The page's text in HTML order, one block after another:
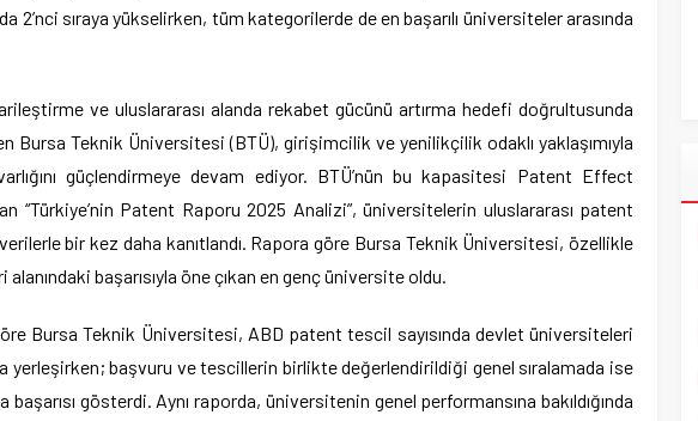
2’nci sıraya yükselirken, tüm kategorilerde de en başarılı üniversiteler arasında
ve uluslararası alanda rekabet gücünü artırma hedefi doğrultusunda
Bursa Teknik Üniversitesi (BTÜ), girişimcilik ve yenilikçilik odaklı yaklaşımıyla
güçlendirmeye devam ediyor. BTÜ’nün bu kapasitesi Patent Effect
“Türkiye’nin Patent Raporu 2025 Analizi”, üniversitelerin uluslararası patent
bir kez daha kanıtlandı. Rapora göre Bursa Teknik Üniversitesi, özellikle
başarısıyla öne çıkan en genç üniversite oldu.
Bursa Teknik Üniversitesi, ABD patent tescil sayısında devlet üniversiteleri
yerleşirken; başvuru ve tescillerin birlikte değerlendirildiği genel sıralamada ise
gösterdi. Aynı raporda, üniversitenin genel performansına bakıldığında